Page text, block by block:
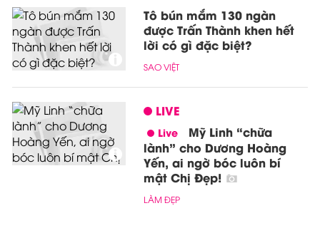
Tô bún mắm 130 ngàn
được Trấn Thành khen hết
lời có gì đặc biệt?
SAO VIỆT
LIVE
Mỹ Linh “chữa
lành” cho Dương Hoàng
Yến, ai ngờ bóc luôn bí
mật Chị Đẹp!
LÀM ĐẸP